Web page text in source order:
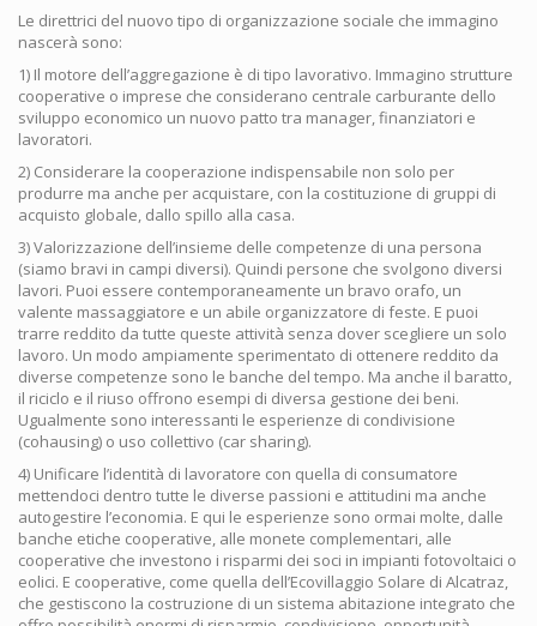
Le direttrici del nuovo tipo di organizzazione sociale che immagino
nascerà sono:
1) Il motore dell’aggregazione è di tipo lavorativo. Immagino strutture
cooperative o imprese che considerano centrale carburante dello
sviluppo economico un nuovo patto tra manager, finanziatori e
lavoratori.
2) Considerare la cooperazione indispensabile non solo per
produrre ma anche per acquistare, con la costituzione di gruppi di
acquisto globale, dallo spillo alla casa.
3) Valorizzazione dell’insieme delle competenze di una persona
(siamo bravi in campi diversi). Quindi persone che svolgono diversi
lavori. Puoi essere contemporaneamente un bravo orafo, un
valente massaggiatore e un abile organizzatore di feste. E puoi
trarre reddito da tutte queste attività senza dover scegliere un solo
lavoro. Un modo ampiamente sperimentato di ottenere reddito da
diverse competenze sono le banche del tempo. Ma anche il baratto,
il riciclo e il riuso offrono esempi di diversa gestione dei beni.
Ugualmente sono interessanti le esperienze di condivisione
(cohausing) o uso collettivo (car sharing).
4) Unificare l’identità di lavoratore con quella di consumatore
mettendoci dentro tutte le diverse passioni e attitudini ma anche
autogestire l’economia. E qui le esperienze sono ormai molte, dalle
banche etiche cooperative, alle monete complementari, alle
cooperative che investono i risparmi dei soci in impianti fotovoltaici o
eolici. E cooperative, come quella dell’Ecovillaggio Solare di Alcatraz,
che gestiscono la costruzione di un sistema abitazione integrato che